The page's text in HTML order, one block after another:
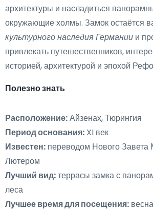
архитектуры и насладиться
окружающие холмы. Замок остаётся
культурного наследия Германии и
привлекать путешественников,
историей, архитектурой и эпохой
Полезно знать
Расположение:Айзенах, Тюрингия
Период основания: XI век
Известен: переводом Нового Завета
Лютером
Лучший вид:террасы замка с
леса
Лучшее время для посещения: